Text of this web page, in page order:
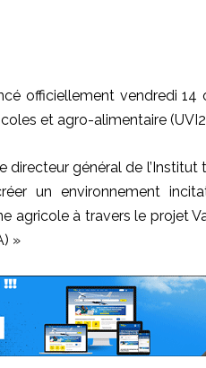
officiellement vendredi 14
et agro-alimentaire
directeur général de l’Institut
un environnement
agricole à travers le projet
»